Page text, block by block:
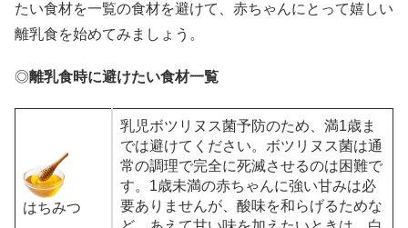
たい食材を一覧の食材を避けて、赤ちゃんにとって嬉しい
離乳食を始めてみましょう。
◎離乳食時に避けたい食材一覧
はちみつ
乳児ボツリヌス菌予防のため、満1歳ま
では避けてください。ボツリヌス菌は通
常の調理で完全に死滅させるのは困難で
す。1歳未満の赤ちゃんに強い甘みは必
要ありませんが、酸味を和らげるためな